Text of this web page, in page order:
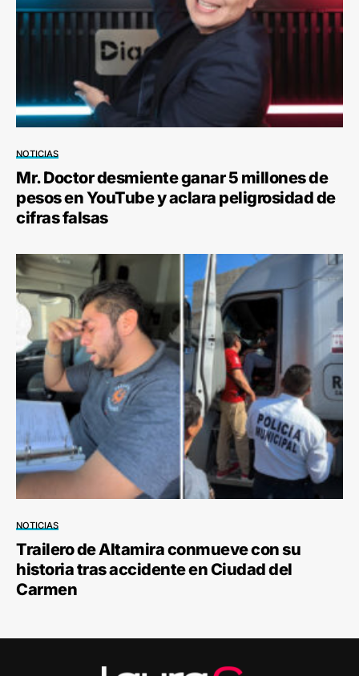
NOTICIAS
Mr. Doctor desmiente ganar 5 millones de
pesos en YouTube y aclara peligrosidad de
cifras falsas
NOTICIAS
Trailero de Altamira conmueve con su
historia tras accidente en Ciudad del
Carmen